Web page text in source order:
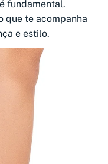
fundamental.
que te acompanha
e estilo.